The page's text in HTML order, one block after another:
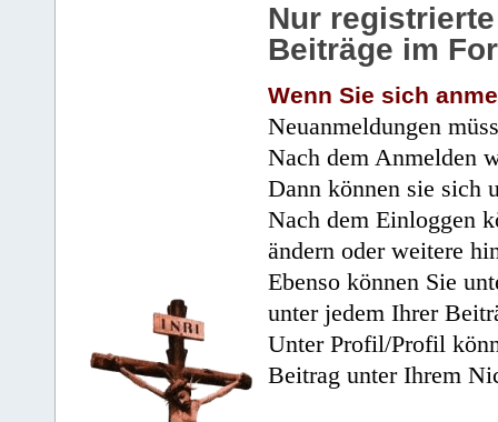
Nur
Beiträge im
Wenn Sie sich
Neuanmeldungen
Nach dem Anmelden
Dann können sie sich
Nach dem Einloggen
ändern oder weitere
Ebenso können Sie
unter jedem Ihrer
Unter Profil/Profil
Beitrag unter Ihrem